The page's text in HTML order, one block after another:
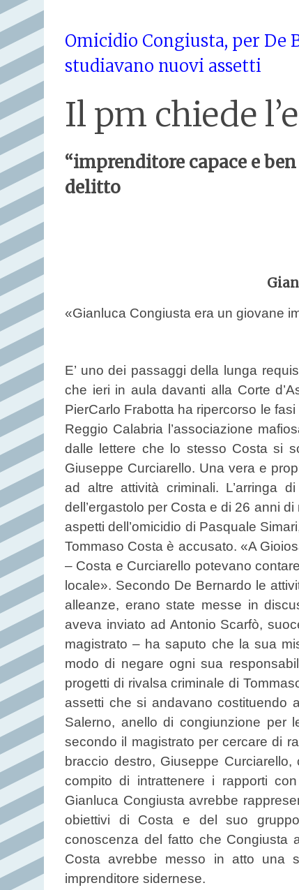
Omicidio Congiusta, per De
studiavano nuovi assetti
Il pm chiede
“imprenditore capace e
delitto
«Gianluca Congiusta era un giovane
E’ uno dei passaggi della lunga
che ieri in aula davanti alla Corte
PierCarlo Frabotta ha ripercorso le
Reggio Calabria l’associazione
dalle lettere che lo stesso Costa si
Giuseppe Curciarello. Una vera e
ad altre attività criminali. L’arringa
dell’ergastolo per Costa e di 26 anni
aspetti dell’omicidio di Pasquale
Tommaso Costa è accusato. «A
– Costa e Curciarello potevano
locale». Secondo De Bernardo le
alleanze, erano state messe in
aveva inviato ad Antonio Scarfò,
magistrato – ha saputo che la sua
modo di negare ogni sua
progetti di rivalsa criminale di
assetti che si andavano costituendo
Salerno, anello di congiunzione per
secondo il magistrato per cercare di
braccio destro, Giuseppe
compito di intrattenere i rapporti
Gianluca Congiusta avrebbe
obiettivi di Costa e del suo
conoscenza del fatto che Congiusta
Costa avrebbe messo in atto una
imprenditore sidernese.